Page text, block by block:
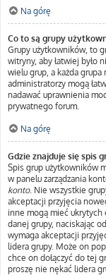
Na górę
Co to są grupy
Grupy użytkowników, to
witryny, aby łatwiej było
wielu grup, a każda
administratorzy mogą
nadawać uprawnienia
prywatnego forum.
Na górę
Gdzie znajduje się spis
Spis grup użytkowników
w panelu zarządzania
konto. Nie wszystkie
akceptacji przyjęcia
inne mogą mieć ukrytych
danej grupy, naciskając
wymaga akceptacji
lidera grupy. Może on
chce on dołączyć do tej
proszę nie nękać lidera